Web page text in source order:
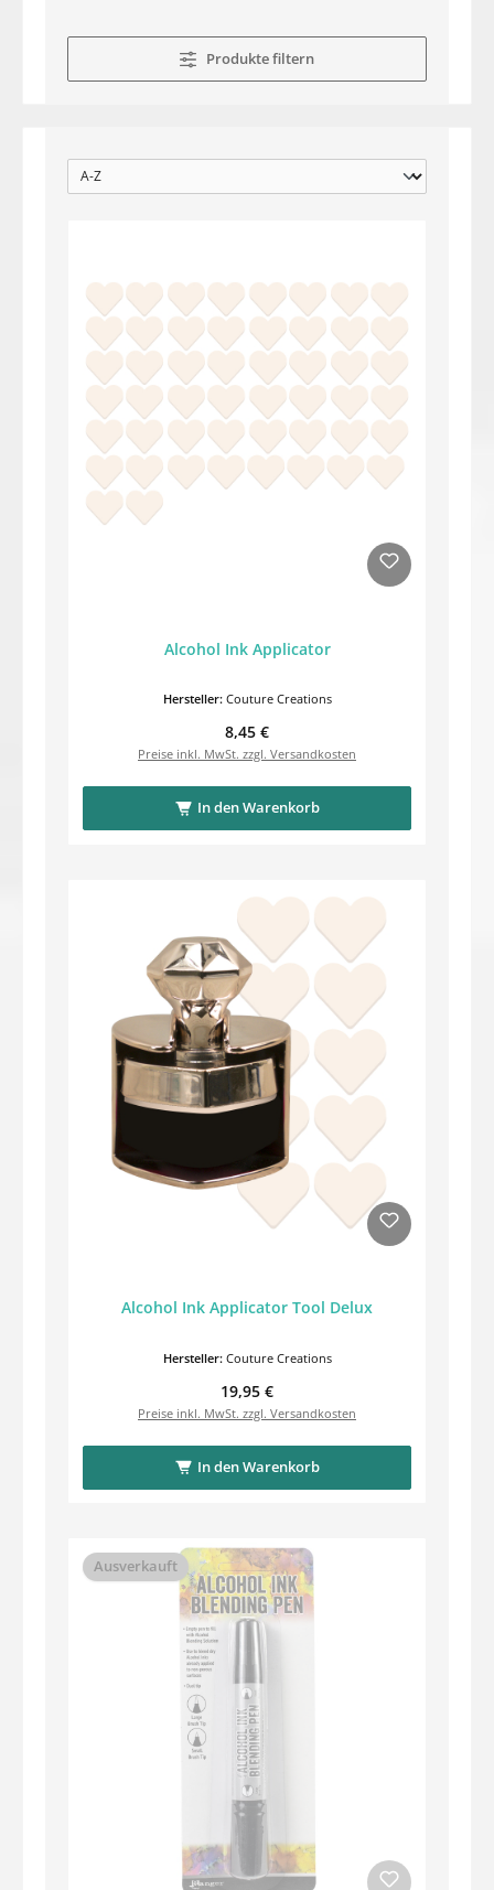
Produkte filtern
Alcohol Ink Applicator
Hersteller: Couture Creations
Regulärer Preis:
8,45 €
Preise inkl. MwSt. zzgl. Versandkosten
In den Warenkorb
Alcohol Ink Applicator Tool Delux
Hersteller: Couture Creations
Regulärer Preis:
19,95 €
Preise inkl. MwSt. zzgl. Versandkosten
In den Warenkorb
Ausverkauft